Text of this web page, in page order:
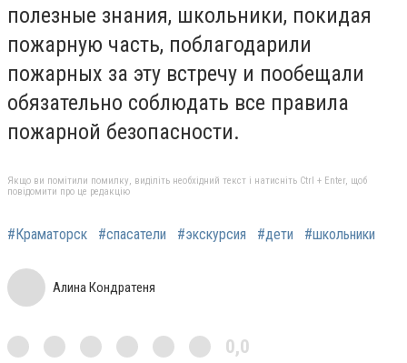
полезные знания, школьники, покидая
пожарную часть, поблагодарили
пожарных за эту встречу и пообещали
обязательно соблюдать все правила
пожарной безопасности.
Якщо ви помітили помилку, виділіть необхідний текст і натисніть Ctrl + Enter, щоб
повідомити про це редакцію
#Краматорск #спасатели #экскурсия #дети #школьники
Алина Кондратеня
0,0